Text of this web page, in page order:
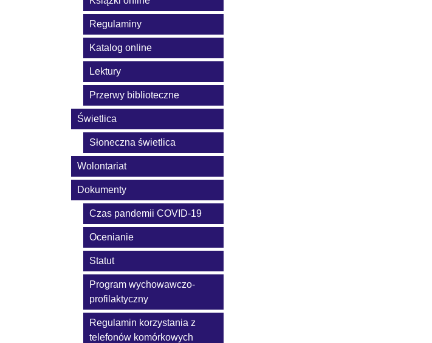
Regulaminy
Katalog online
Lektury
Przerwy biblioteczne
Świetlica
Słoneczna świetlica
Wolontariat
Dokumenty
Czas pandemii COVID-19
Ocenianie
Statut
Program wychowawczo-
profilaktyczny
Regulamin korzystania z
telefonów komórkowych